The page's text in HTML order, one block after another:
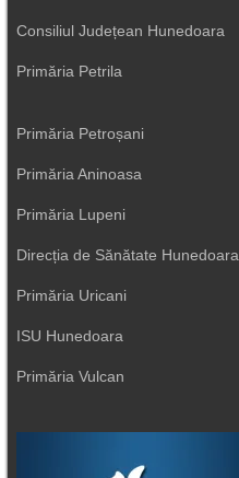
Consiliul Județean Hunedoara
Primăria Petrila
Primăria Petroșani
Primăria Aninoasa
Primăria Lupeni
Direcția de Sănătate Hunedoara
Primăria Uricani
ISU Hunedoara
Primăria Vulcan